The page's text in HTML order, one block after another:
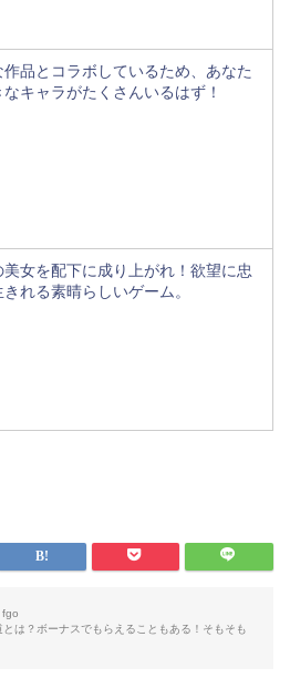
作品とコラボしているため、あなた
キャラがたくさんいるはず！
美女を配下に成り上がれ！欲望に忠
れる素晴らしいゲーム。
fgo
は？ボーナスでもらえることもある！そもそも